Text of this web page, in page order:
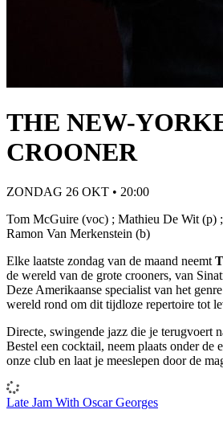
THE NEW-
CROONER
ZONDAG 26 OKT • 20:00
Tom McGuire (voc) ; Mathieu De Wit (p)
Ramon Van Merkenstein (b)
Elke laatste zondag van de maand neemt
de wereld van de grote crooners, van
Deze Amerikaanse specialist van het
wereld rond om dit tijdloze repertoire tot
Directe, swingende jazz die je terugvoert
Bestel een cocktail, neem plaats onder de
onze club en laat je meeslepen door de
Late Jam With Oscar Georges